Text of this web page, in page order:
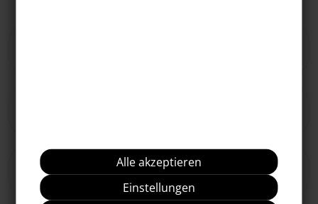
Alle akzeptieren
Einstellungen
Stornobedingungen